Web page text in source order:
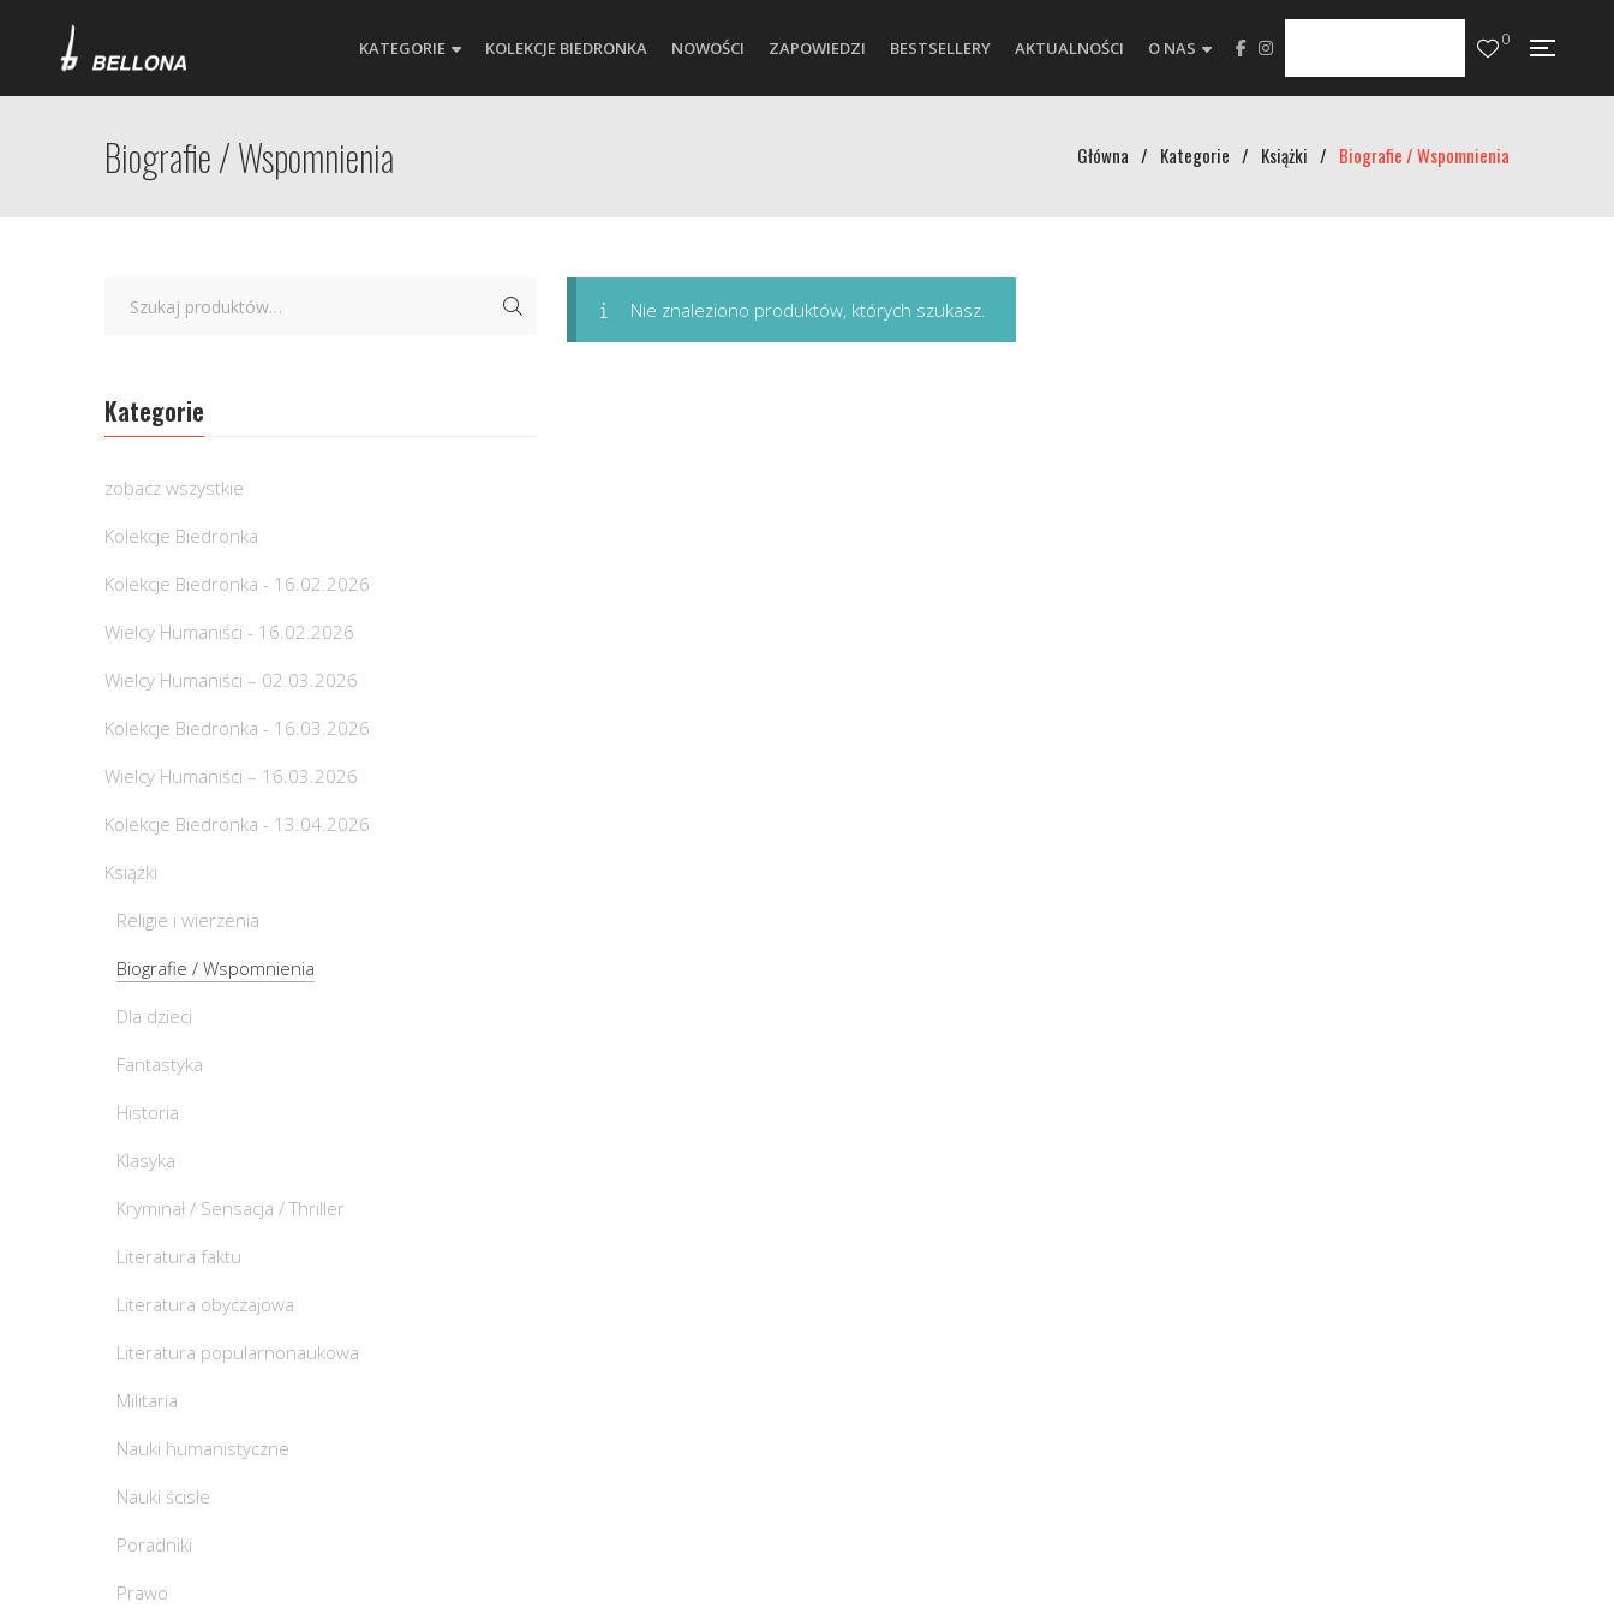
KATEGORIE KOLEKCJE BIEDRONKA NOWOŚCI ZAPOWIEDZI BESTSELLERY AKTUALNOŚCI O NAS 0
Biografie / Wspomnienia Główna / Kategorie / Książki / Biografie / Wspomnienia
Nie znaleziono produktów, których szukasz.
Kategorie
zobacz wszystkie
Kolekcje Biedronka
Kolekcje Biedronka - 16.02.2026
Wielcy Humaniści - 16.02.2026
Wielcy Humaniści – 02.03.2026
Kolekcje Biedronka - 16.03.2026
Wielcy Humaniści – 16.03.2026
Kolekcje Biedronka - 13.04.2026
Książki
Religie i wierzenia
Biografie / Wspomnienia
Dla dzieci
Fantastyka
Historia
Klasyka
Kryminał / Sensacja / Thriller
Literatura faktu
Literatura obyczajowa
Literatura popularnonaukowa
Militaria
Nauki humanistyczne
Nauki ścisłe
Poradniki
Prawo